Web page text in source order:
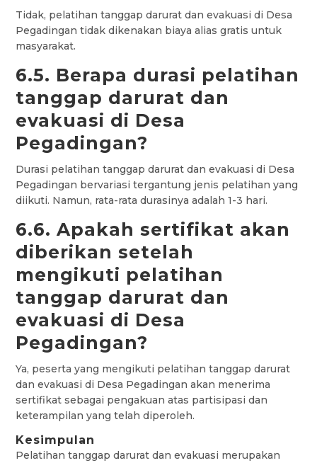
Tidak, pelatihan tanggap darurat dan evakuasi di Desa
Pegadingan tidak dikenakan biaya alias gratis untuk
masyarakat.
6.5. Berapa durasi pelatihan
tanggap darurat dan
evakuasi di Desa
Pegadingan?
Durasi pelatihan tanggap darurat dan evakuasi di Desa
Pegadingan bervariasi tergantung jenis pelatihan yang
diikuti. Namun, rata-rata durasinya adalah 1-3 hari.
6.6. Apakah sertifikat akan
diberikan setelah
mengikuti pelatihan
tanggap darurat dan
evakuasi di Desa
Pegadingan?
Ya, peserta yang mengikuti pelatihan tanggap darurat
dan evakuasi di Desa Pegadingan akan menerima
sertifikat sebagai pengakuan atas partisipasi dan
keterampilan yang telah diperoleh.
Kesimpulan
Pelatihan tanggap darurat dan evakuasi merupakan